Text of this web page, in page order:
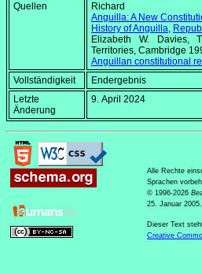
Quellen
Anguilla: A New
History of Anguilla,
Elizabeth W. Davies,
Territories, Cambridge
Anguillan constitutional
Vollständigkeit
Endergebnis
Letzte
Änderung
9. April 2024
Alle Rechte
Sprachen
© 1996-2026
25. Januar 2005.
Dieser Text
Creative